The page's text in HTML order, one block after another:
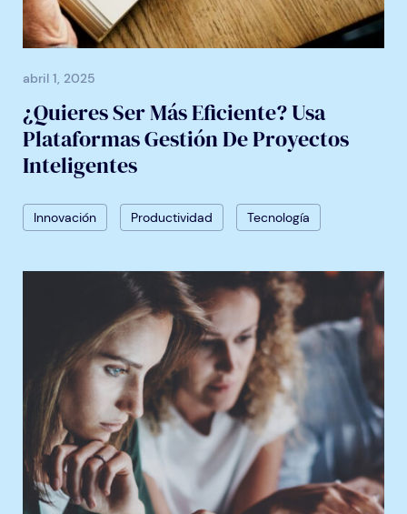
abril 1, 2025
¿Quieres Ser Más Eficiente? Usa
Plataformas Gestión De Proyectos
Inteligentes
Innovación Productividad Tecnología